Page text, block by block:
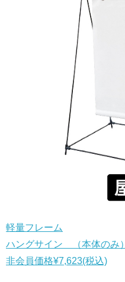
軽量フレーム
ハングサイン （本体のみ）
非会員価格¥7,623(税込)